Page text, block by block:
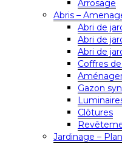
Arrosage
Abris –
Abri de
Abri de
Abri de
Coffres
Gazon
Clôtures
Jardinage –